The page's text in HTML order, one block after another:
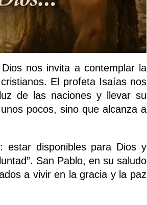
nos invita a contemplar la
El profeta Isaías nos
de las naciones y llevar su
pocos, sino que alcanza a
estar disponibles para Dios y
San Pablo, en su saludo
a vivir en la gracia y la paz